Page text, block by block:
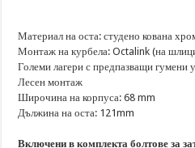
Материал на оста: студено кована
Монтаж на курбела: Octalink (на
Големи лагери с предпазващи гумени
Лесен монтаж
Широчина на корпуса: 68 mm
Дължина на оста: 121mm
Включени в комплекта болтове за